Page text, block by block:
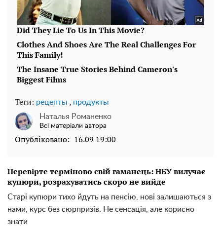
Теги: рецепты , продукты
Наталья Романенко
Всі матеріали автора
Опубліковано: 16.09 19:00
Перевірте терміново свій гаманець: НБУ вилучає
купюри, розрахуватись скоро не вийде
Старі купюри тихо йдуть на пенсію, нові залишаються з
нами, курс без сюрпризів. Не сенсація, але корисно
знати